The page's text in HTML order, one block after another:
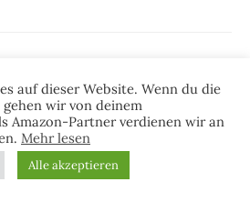
(4)
auf dieser Website. Wenn du die
wir von deinem
Amazon-Partner verdienen wir an
Mehr lesen
Alle akzeptieren